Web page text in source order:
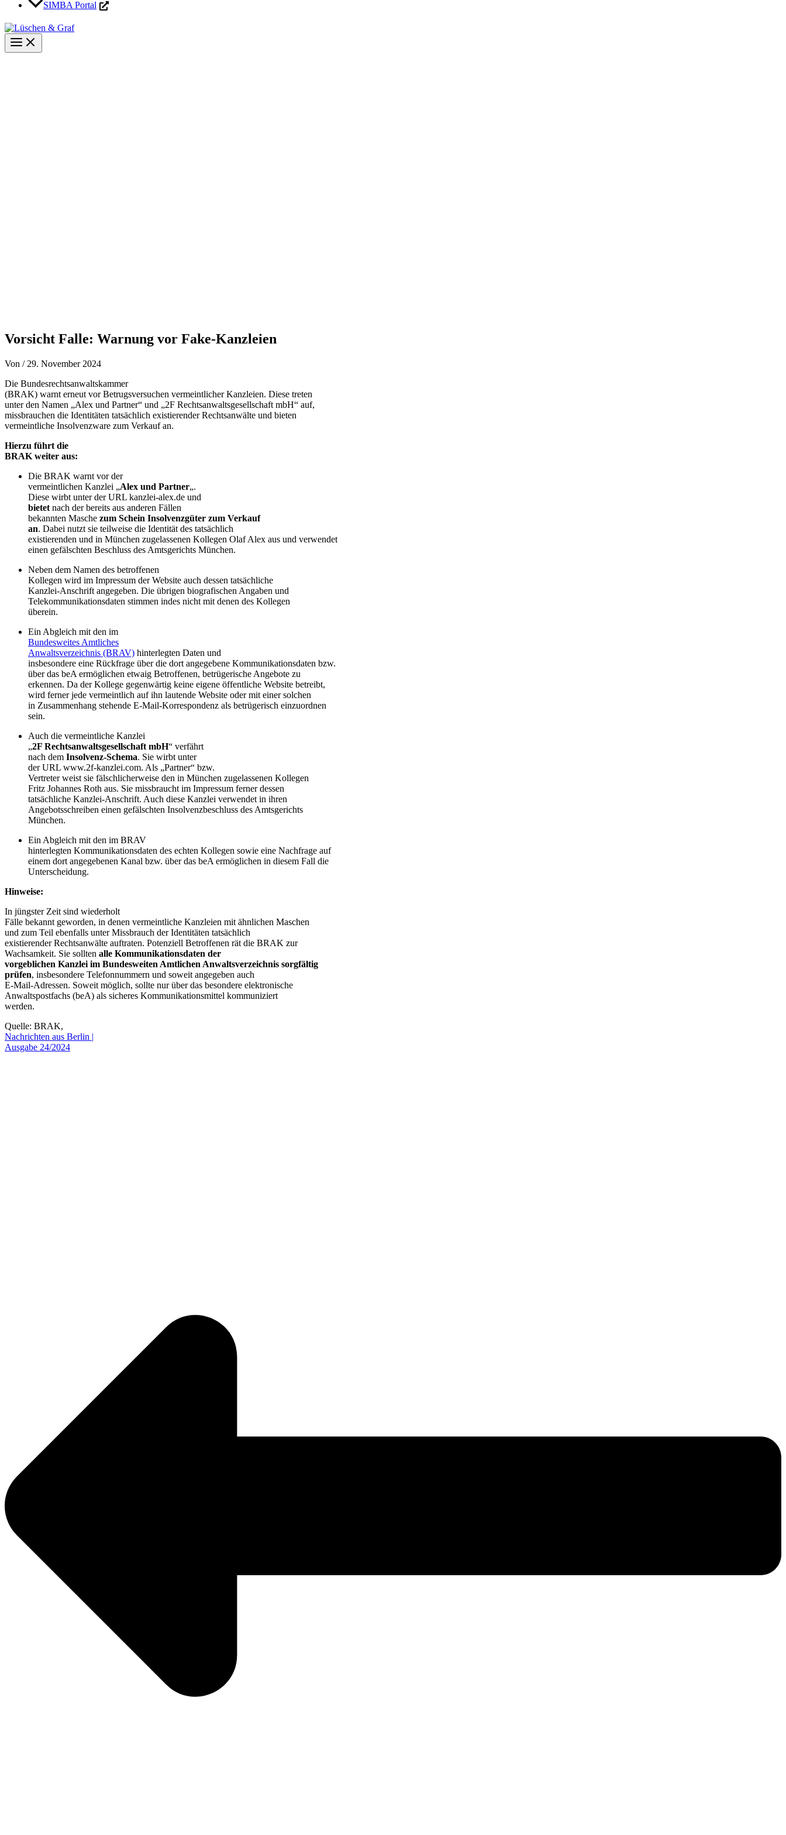
SIMBA Portal
Vorsicht Falle: Warnung vor Fake-Kanzleien
Von / 29. November 2024
Die Bundesrechtsanwaltskammer
(BRAK) warnt erneut vor Betrugsversuchen vermeintlicher Kanzleien. Diese treten
unter den Namen „Alex und Partner“ und „2F Rechtsanwaltsgesellschaft mbH“ auf,
missbrauchen die Identitäten tatsächlich existierender Rechtsanwälte und bieten
vermeintliche Insolvenzware zum Verkauf an.
Hierzu führt die
BRAK weiter aus:
Die BRAK warnt vor der
vermeintlichen Kanzlei „Alex und Partner„.
Diese wirbt unter der URL kanzlei-alex.de und
bietet nach der bereits aus anderen Fällen
bekannten Masche zum Schein Insolvenzgüter zum Verkauf
an. Dabei nutzt sie teilweise die Identität des tatsächlich
existierenden und in München zugelassenen Kollegen Olaf Alex aus und verwendet
einen gefälschten Beschluss des Amtsgerichts München.
Neben dem Namen des betroffenen
Kollegen wird im Impressum der Website auch dessen tatsächliche
Kanzlei-Anschrift angegeben. Die übrigen biografischen Angaben und
Telekommunikationsdaten stimmen indes nicht mit denen des Kollegen
überein.
Ein Abgleich mit den im
Bundesweites Amtliches
Anwaltsverzeichnis (BRAV) hinterlegten Daten und
insbesondere eine Rückfrage über die dort angegebene Kommunikationsdaten bzw.
über das beA ermöglichen etwaig Betroffenen, betrügerische Angebote zu
erkennen. Da der Kollege gegenwärtig keine eigene öffentliche Website betreibt,
wird ferner jede vermeintlich auf ihn lautende Website oder mit einer solchen
in Zusammenhang stehende E-Mail-Korrespondenz als betrügerisch einzuordnen
sein.
Auch die vermeintliche Kanzlei
„2F Rechtsanwaltsgesellschaft mbH“ verfährt
nach dem Insolvenz-Schema. Sie wirbt unter
der URL www.2f-kanzlei.com. Als „Partner“ bzw.
Vertreter weist sie fälschlicherweise den in München zugelassenen Kollegen
Fritz Johannes Roth aus. Sie missbraucht im Impressum ferner dessen
tatsächliche Kanzlei-Anschrift. Auch diese Kanzlei verwendet in ihren
Angebotsschreiben einen gefälschten Insolvenzbeschluss des Amtsgerichts
München.
Ein Abgleich mit den im BRAV
hinterlegten Kommunikationsdaten des echten Kollegen sowie eine Nachfrage auf
einem dort angegebenen Kanal bzw. über das beA ermöglichen in diesem Fall die
Unterscheidung.
Hinweise:
In jüngster Zeit sind wiederholt
Fälle bekannt geworden, in denen vermeintliche Kanzleien mit ähnlichen Maschen
und zum Teil ebenfalls unter Missbrauch der Identitäten tatsächlich
existierender Rechtsanwälte auftraten. Potenziell Betroffenen rät die BRAK zur
Wachsamkeit. Sie sollten alle Kommunikationsdaten der
vorgeblichen Kanzlei im Bundesweiten Amtlichen Anwaltsverzeichnis sorgfältig
prüfen, insbesondere Telefonnummern und soweit angegeben auch
E-Mail-Adressen. Soweit möglich, sollte nur über das besondere elektronische
Anwaltspostfachs (beA) als sicheres Kommunikationsmittel kommuniziert
werden.
Quelle: BRAK,
Nachrichten aus Berlin |
Ausgabe 24/2024